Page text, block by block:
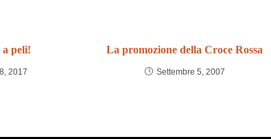
a peli!
2017
La promozione della Croce Rossa
Settembre 5, 2007